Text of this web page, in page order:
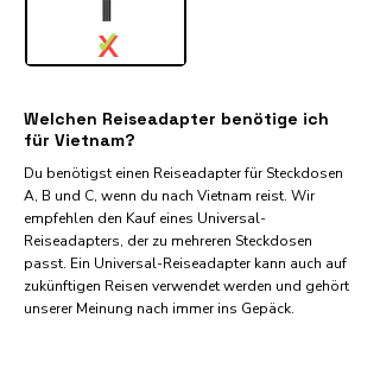
X
✓
Welchen Reiseadapter benötige ich
für Vietnam?
Du benötigst einen Reiseadapter für Steckdosen
A, B und C, wenn du nach Vietnam reist. Wir
empfehlen den Kauf eines Universal-
Reiseadapters, der zu mehreren Steckdosen
passt. Ein Universal-Reiseadapter kann auch auf
zukünftigen Reisen verwendet werden und gehört
unserer Meinung nach immer ins Gepäck.